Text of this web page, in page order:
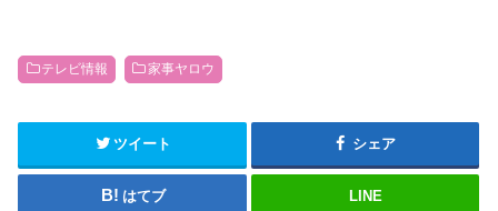
テレビ情報 家事ヤロウ
ツイート シェア
はてブ LINE